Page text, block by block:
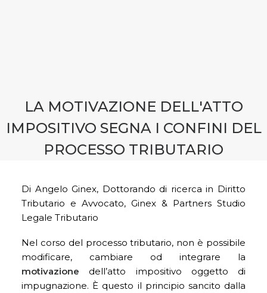
LA MOTIVAZIONE DELL'ATTO
IMPOSITIVO SEGNA I CONFINI DEL
PROCESSO TRIBUTARIO
Di Angelo Ginex, Dottorando di ricerca in Diritto
Tributario e Avvocato, Ginex & Partners Studio
Legale Tributario
Nel corso del processo tributario, non è possibile
modificare, cambiare od integrare la
motivazione dell’atto impositivo oggetto di
impugnazione. È questo il principio sancito dalla